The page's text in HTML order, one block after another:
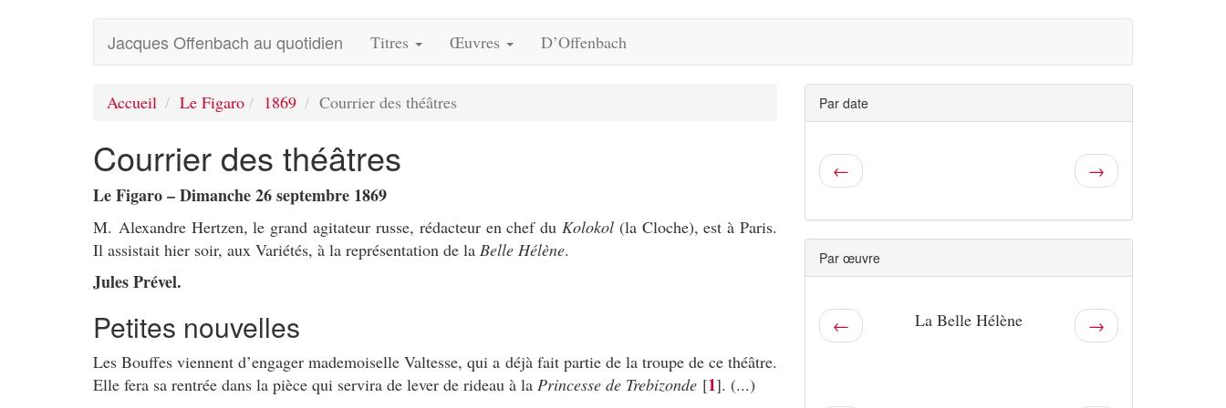
Jacques Offenbach au quotidien Titres Œuvres D’Offenbach
Accueil Le Figaro 1869 Courrier des théâtres
Courrier des théâtres
Le Figaro – Dimanche 26 septembre 1869
M. Alexandre Hertzen, le grand agitateur russe, rédacteur en chef du Kolokol(la Cloche), est à Paris.
Il assistait hier soir, aux Variétés, à la représentation de la Belle Hélène.
Jules Prével.
Petites nouvelles
Les Bouffes viennent d’engager mademoiselle Valtesse, qui a déjà fait partie de la troupe de ce théâtre.
Elle fera sa rentrée dans la pièce qui servira de lever de rideau à la Princesse de Trebizonde [1]. (...)
Par date
← →
Par œuvre
← La Belle Hélène →